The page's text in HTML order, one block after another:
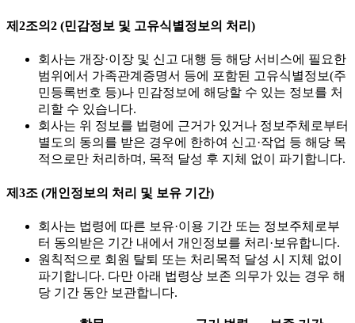
제2조의2 (민감정보 및 고유식별정보의 처리)
회사는 개장·이장 및 신고 대행 등 해당 서비스에 필요한
범위에서 가족관계증명서 등에 포함된 고유식별정보(주
민등록번호 등)나 민감정보에 해당할 수 있는 정보를 처
리할 수 있습니다.
회사는 위 정보를 법령에 근거가 있거나 정보주체로부터
별도의 동의를 받은 경우에 한하여 신고·작업 등 해당 목
적으로만 처리하며, 목적 달성 후 지체 없이 파기합니다.
제3조 (개인정보의 처리 및 보유 기간)
회사는 법령에 따른 보유·이용 기간 또는 정보주체로부
터 동의받은 기간 내에서 개인정보를 처리·보유합니다.
원칙적으로 회원 탈퇴 또는 처리목적 달성 시 지체 없이
파기합니다. 다만 아래 법령상 보존 의무가 있는 경우 해
당 기간 동안 보관합니다.